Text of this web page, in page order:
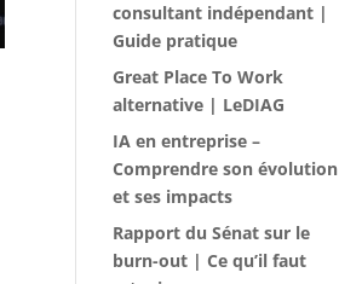
consultant indépendant |
Guide pratique
Great Place To Work
alternative | LeDIAG
IA en entreprise –
Comprendre son évolution
et ses impacts
Rapport du Sénat sur le
burn-out | Ce qu’il faut